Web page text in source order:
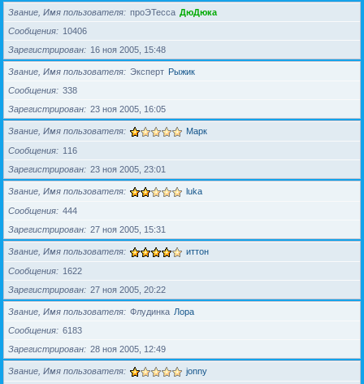
Звание, Имя пользователя проЭТесса ДюДюка
Сообщения
10406
Зарегистрирован
16 ноя 2005, 15:48
Звание, Имя пользователя Эксперт Рыжик
Сообщения
338
Зарегистрирован
23 ноя 2005, 16:05
Звание, Имя пользователя Марк
Сообщения
116
Зарегистрирован
23 ноя 2005, 23:01
Звание, Имя пользователя luka
Сообщения
444
Зарегистрирован
27 ноя 2005, 15:31
Звание, Имя пользователя иттон
Сообщения
1622
Зарегистрирован
27 ноя 2005, 20:22
Звание, Имя пользователя Флудинка Лора
Сообщения
6183
Зарегистрирован
28 ноя 2005, 12:49
Звание, Имя пользователя jonny